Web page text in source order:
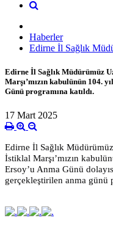
Haberler
Edirne İl Sağlık
Edirne İl Sağlık Müdürümüz
Marşı’mızın kabulünün 104.
Günü programına katıldı.
17 Mart 2025
Edirne İl Sağlık
İstiklal Marşı’mızın
Ersoy’u Anma Günü
gerçekleştirilen anma günü